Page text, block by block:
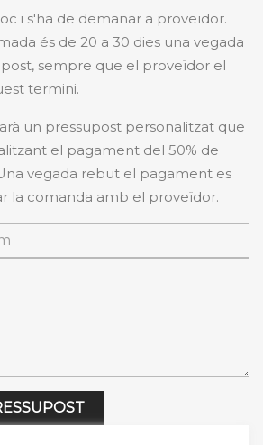
i s'ha de demanar a proveïdor.
és de 20 a 30 dies una vegada
sempre que el proveïdor el
termini.
un pressupost personalitzat que
el pagament del 50% de
vegada rebut el pagament es
la comanda amb el proveïdor.